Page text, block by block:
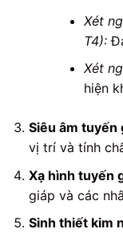
Xét
T4):
Xét
hiện
Siêu âm tuyến
vị trí và tính
Xạ hình tuyến
giáp và các
Sinh thiết kim